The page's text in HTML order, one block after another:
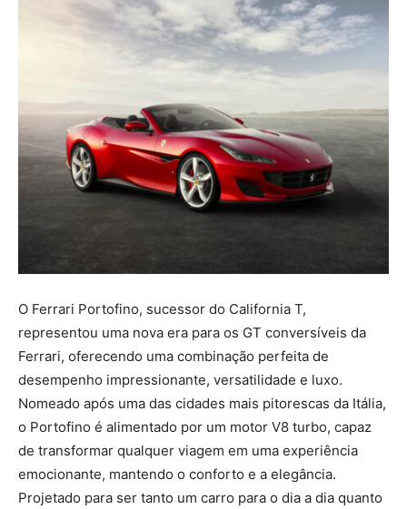
O Ferrari Portofino, sucessor do California T,
representou uma nova era para os GT conversíveis da
Ferrari, oferecendo uma combinação perfeita de
desempenho impressionante, versatilidade e luxo.
Nomeado após uma das cidades mais pitorescas da Itália,
o Portofino é alimentado por um motor V8 turbo, capaz
de transformar qualquer viagem em uma experiência
emocionante, mantendo o conforto e a elegância.
Projetado para ser tanto um carro para o dia a dia quanto